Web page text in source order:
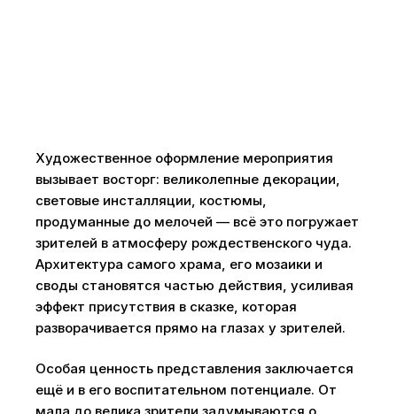
Художественное оформление мероприятия
вызывает восторг: великолепные декорации,
световые инсталляции, костюмы,
продуманные до мелочей — всё это погружает
зрителей в атмосферу рождественского чуда.
Архитектура самого храма, его мозаики и
своды становятся частью действия, усиливая
эффект присутствия в сказке, которая
разворачивается прямо на глазах у зрителей.
Особая ценность представления заключается
ещё и в его воспитательном потенциале. От